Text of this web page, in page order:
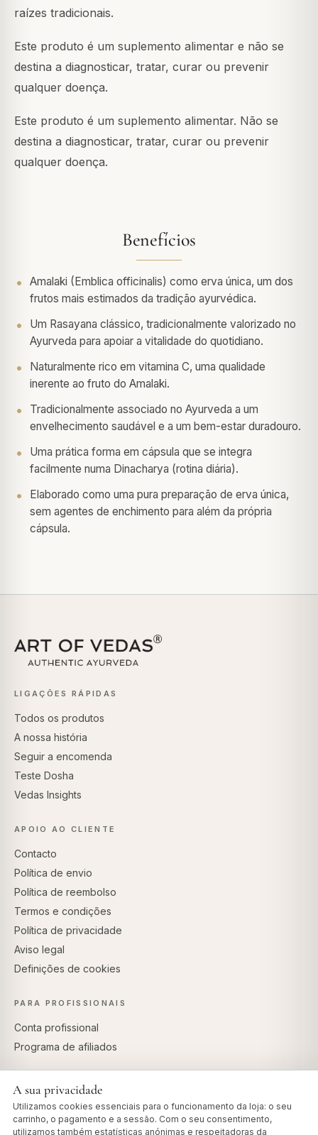
raízes tradicionais.
Este produto é um suplemento alimentar e não se
destina a diagnosticar, tratar, curar ou prevenir
qualquer doença.
Este produto é um suplemento alimentar. Não se
destina a diagnosticar, tratar, curar ou prevenir
qualquer doença.
Benefícios
Amalaki (Emblica officinalis) como erva única, um dos
frutos mais estimados da tradição ayurvédica.
Um Rasayana clássico, tradicionalmente valorizado no
Ayurveda para apoiar a vitalidade do quotidiano.
Naturalmente rico em vitamina C, uma qualidade
inerente ao fruto do Amalaki.
Tradicionalmente associado no Ayurveda a um
envelhecimento saudável e a um bem-estar duradouro.
Uma prática forma em cápsula que se integra
facilmente numa Dinacharya (rotina diária).
Elaborado como uma pura preparação de erva única,
sem agentes de enchimento para além da própria
cápsula.
LIGAÇÕES RÁPIDAS
Todos os produtos
A nossa história
Seguir a encomenda
Teste Dosha
Vedas Insights
APOIO AO CLIENTE
Contacto
Política de envio
Política de reembolso
Termos e condições
Política de privacidade
Aviso legal
Definições de cookies
PARA PROFISSIONAIS
Conta profissional
Programa de afiliados
PAGAMENTOS SEGUROS
A sua privacidade
Utilizamos cookies essenciais para o funcionamento da loja: o seu
carrinho, o pagamento e a sessão. Com o seu consentimento,
utilizamos também estatísticas anónimas e respeitadoras da